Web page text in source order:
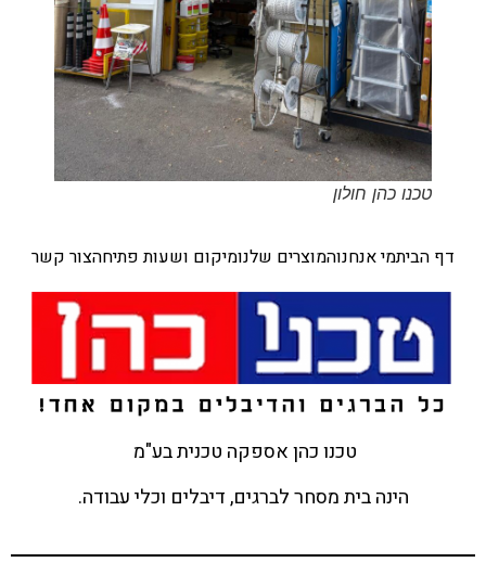
טכנו כהן חולון
דף הביתמי אנחנוהמוצרים שלנומיקום ושעות פתיחהצור קשר
טכנו כהן אספקה טכנית בע"מ
הינה בית מסחר לברגים, דיבלים וכלי עבודה.